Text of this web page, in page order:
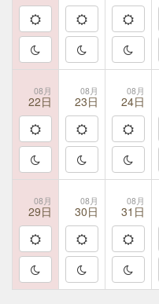
08月
22日
08月
23日
08月
24日
08月
29日
08月
30日
08月
31日